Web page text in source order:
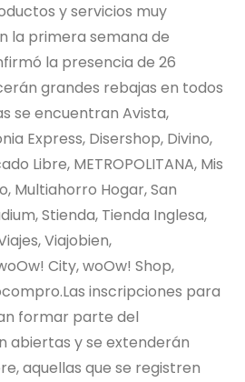
y servicios muy
la primera semana de
la presencia de 26
grandes rebajas en todos
se encuentran Avista,
Express, Disershop, Divino,
Libre, METROPOLITANA, Mis
Multiahorro Hogar, San
Stienda, Tienda Inglesa,
Viajobien,
City, woOw! Shop,
inscripciones para
formar parte del
abiertas y se extenderán
aquellas que se registren